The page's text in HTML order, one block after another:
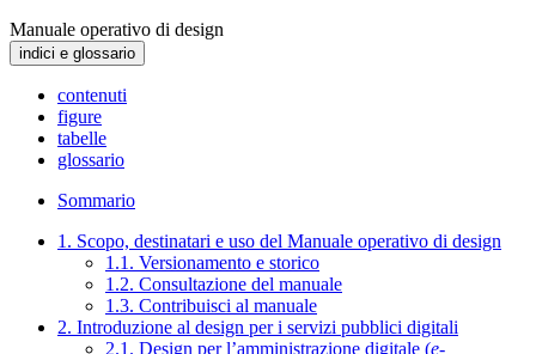
Manuale operativo di design
indici e glossario
contenuti
figure
tabelle
glossario
Sommario
1. Scopo, destinatari e uso del Manuale operativo di design
1.1. Versionamento e storico
1.2. Consultazione del manuale
1.3. Contribuisci al manuale
2. Introduzione al design per i servizi pubblici digitali
2.1. Design per l’amministrazione digitale (e-